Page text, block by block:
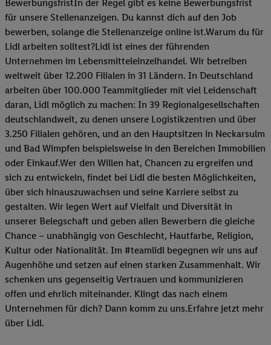
BewerbungsfristIn der Regel gibt es keine Bewerbungsfrist
für unsere Stellenanzeigen. Du kannst dich auf den Job
bewerben, solange die Stellenanzeige online ist.Warum du für
Lidl arbeiten solltest?Lidl ist eines der führenden
Unternehmen im Lebensmitteleinzelhandel. Wir betreiben
weltweit über 12.200 Filialen in 31 Ländern. In Deutschland
arbeiten über 100.000 Teammitglieder mit viel Leidenschaft
daran, Lidl möglich zu machen: In 39 Regionalgesellschaften
deutschlandweit, zu denen unsere Logistikzentren und über
3.250 Filialen gehören, und an den Hauptsitzen in Neckarsulm
und Bad Wimpfen beispielsweise in den Bereichen Immobilien
oder Einkauf.Wer den Willen hat, Chancen zu ergreifen und
sich zu entwickeln, findet bei Lidl die besten Möglichkeiten,
über sich hinauszuwachsen und seine Karriere selbst zu
gestalten. Wir legen Wert auf Vielfalt und Diversität in
unserer Belegschaft und geben allen Bewerbern die gleiche
Chance – unabhängig von Geschlecht, Hautfarbe, Religion,
Kultur oder Nationalität. Im #teamlidl begegnen wir uns auf
Augenhöhe und setzen auf einen starken Zusammenhalt. Wir
schenken uns gegenseitig Vertrauen und kommunizieren
offen und ehrlich miteinander. Klingt das nach einem
Unternehmen für dich? Dann komm zu uns.​Erfahre jetzt mehr
über Lidl.